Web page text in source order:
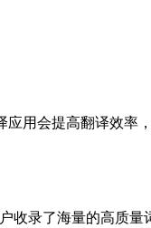
用会提高翻译效率
收录了海量的高质